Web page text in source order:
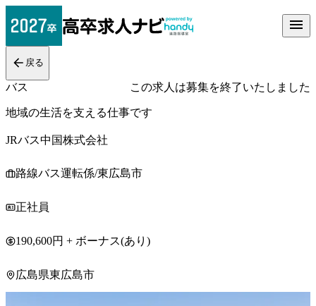
戻る
バス この求人は募集を終了いたしました
地域の生活を支える仕事です
JRバス中国株式会社
路線バス運転係/東広島市
正社員
190,600円 + ボーナス(あり)
広島県東広島市